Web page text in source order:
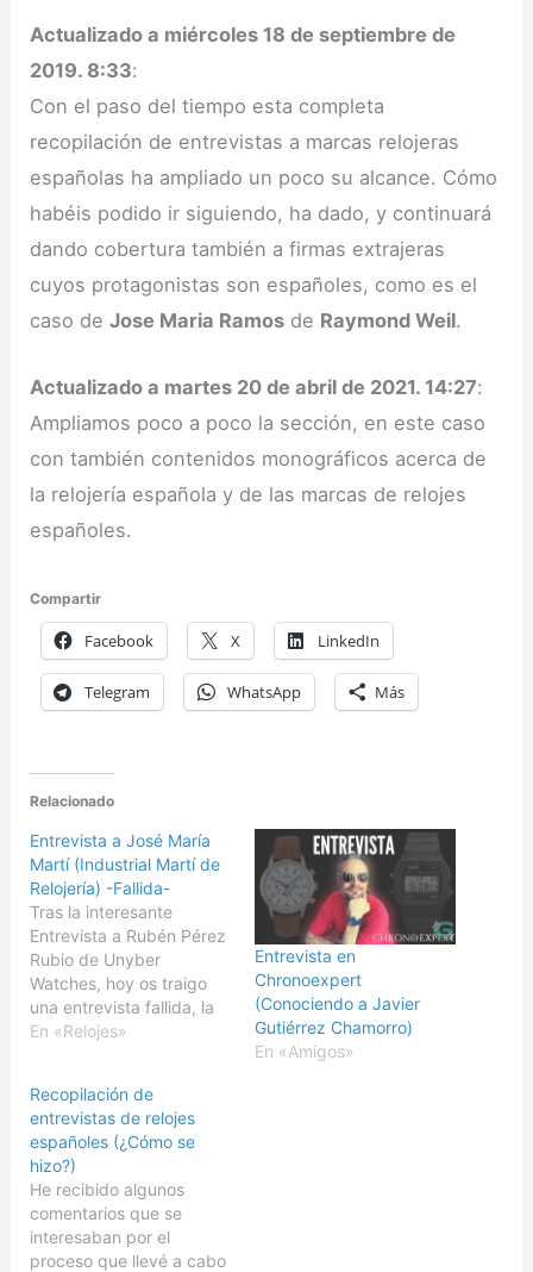
Actualizado a miércoles 18 de septiembre de
2019. 8:33:
Con el paso del tiempo esta completa
recopilación de entrevistas a marcas relojeras
españolas ha ampliado un poco su alcance. Cómo
habéis podido ir siguiendo, ha dado, y continuará
dando cobertura también a firmas extrajeras
cuyos protagonistas son españoles, como es el
caso deJose Maria Ramos de Raymond Weil.
Actualizado a martes 20 de abril de 2021. 14:27:
Ampliamos poco a poco la sección, en este caso
con también contenidos monográficos acerca de
la relojería española y de las marcas de relojes
españoles.
Compartir
Facebook X LinkedIn
Telegram WhatsApp Más
Relacionado
Entrevista a José María
Martí (Industrial Martí de
Relojería) -Fallida-
Tras la interesante
Entrevista a Rubén Pérez
Rubio de Unyber
Watches, hoy os traigo
una entrevista fallida, la
correspondiente a la
Martí de Industrial Martí
de Relojería. Como
podéis imaginaros, la
logística de una
entrevista de este tipo es
algo bastante complejo,
…
En «Relojes»
Entrevista en
Chronoexpert
(Conociendo a Javier
Gutiérrez Chamorro)
En «Amigos»
Recopilación de
entrevistas de relojes
españoles (¿Cómo se
hizo?)
He recibido algunos
comentarios que se
interesaban por el
proceso que llevé a cabo